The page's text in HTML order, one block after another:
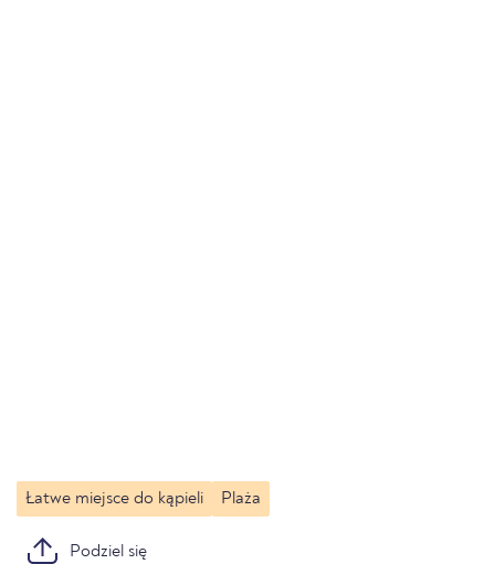
Łatwe miejsce do kąpieli Plaża
Podziel się